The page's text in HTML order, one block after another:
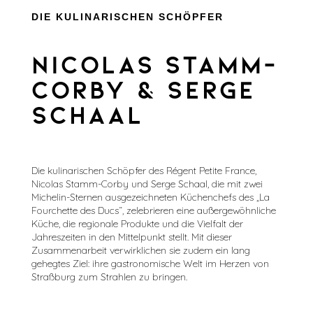
DIE KULINARISCHEN SCHÖPFER
NICOLAS STAMM-
CORBY & SERGE
SCHAAL
Die kulinarischen Schöpfer des Régent Petite France,
Nicolas Stamm-Corby und Serge Schaal, die mit zwei
Michelin-Sternen ausgezeichneten Küchenchefs des „La
Fourchette des Ducs“, zelebrieren eine außergewöhnliche
Küche, die regionale Produkte und die Vielfalt der
Jahreszeiten in den Mittelpunkt stellt. Mit dieser
Zusammenarbeit verwirklichen sie zudem ein lang
gehegtes Ziel: ihre gastronomische Welt im Herzen von
Straßburg zum Strahlen zu bringen.